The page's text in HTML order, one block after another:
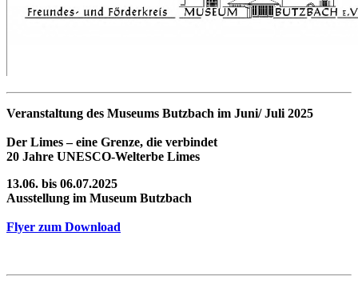
Veranstaltung des Museums Butzbach im Juni/ Juli 2025
Der Limes – eine Grenze, die verbindet
20 Jahre UNESCO-Welterbe Limes
13.06. bis 06.07.2025
Ausstellung im Museum Butzbach
Flyer zum Download